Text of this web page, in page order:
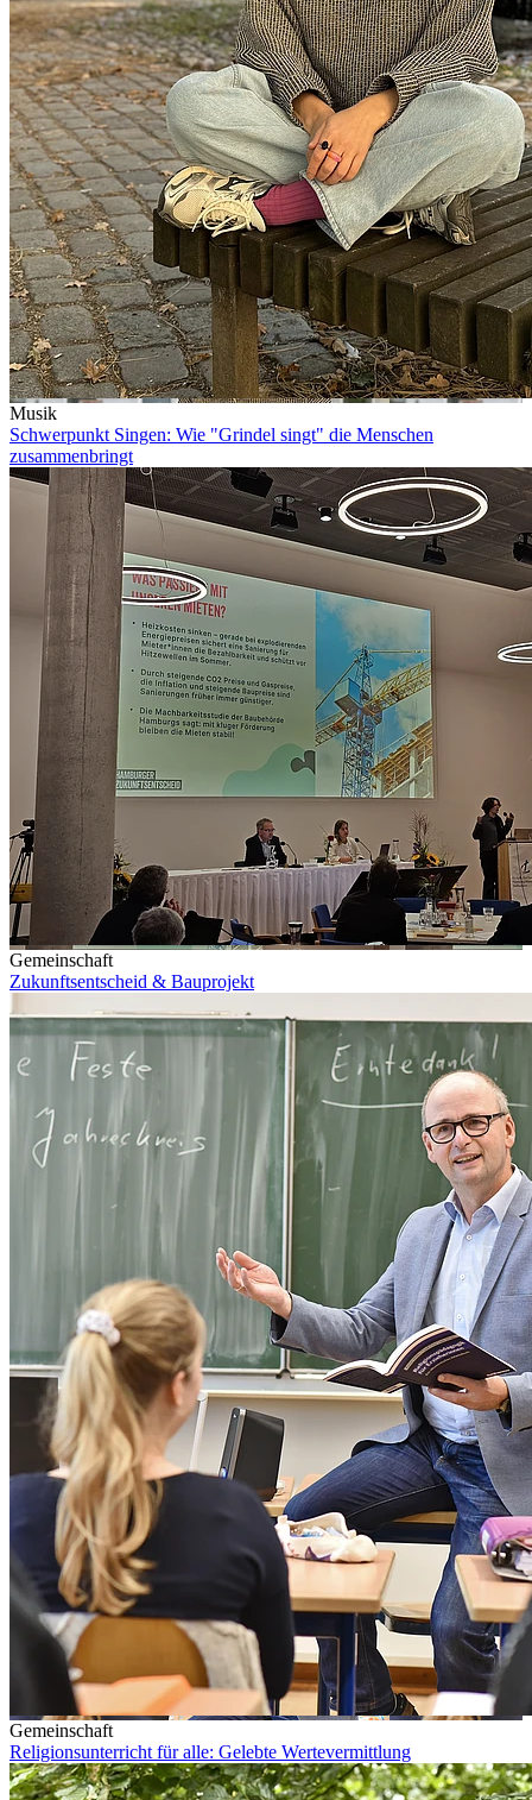
Musik
Schwerpunkt Singen: Wie "Grindel singt" die Menschen
zusammenbringt
Gemeinschaft
Zukunftsentscheid & Bauprojekt
Gemeinschaft
Religionsunterricht für alle: Gelebte Wertevermittlung